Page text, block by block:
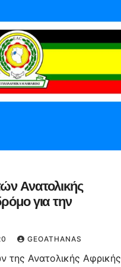
Ανατολικής
για την
GEOATHANAS
της Ανατολικής Αφρικής